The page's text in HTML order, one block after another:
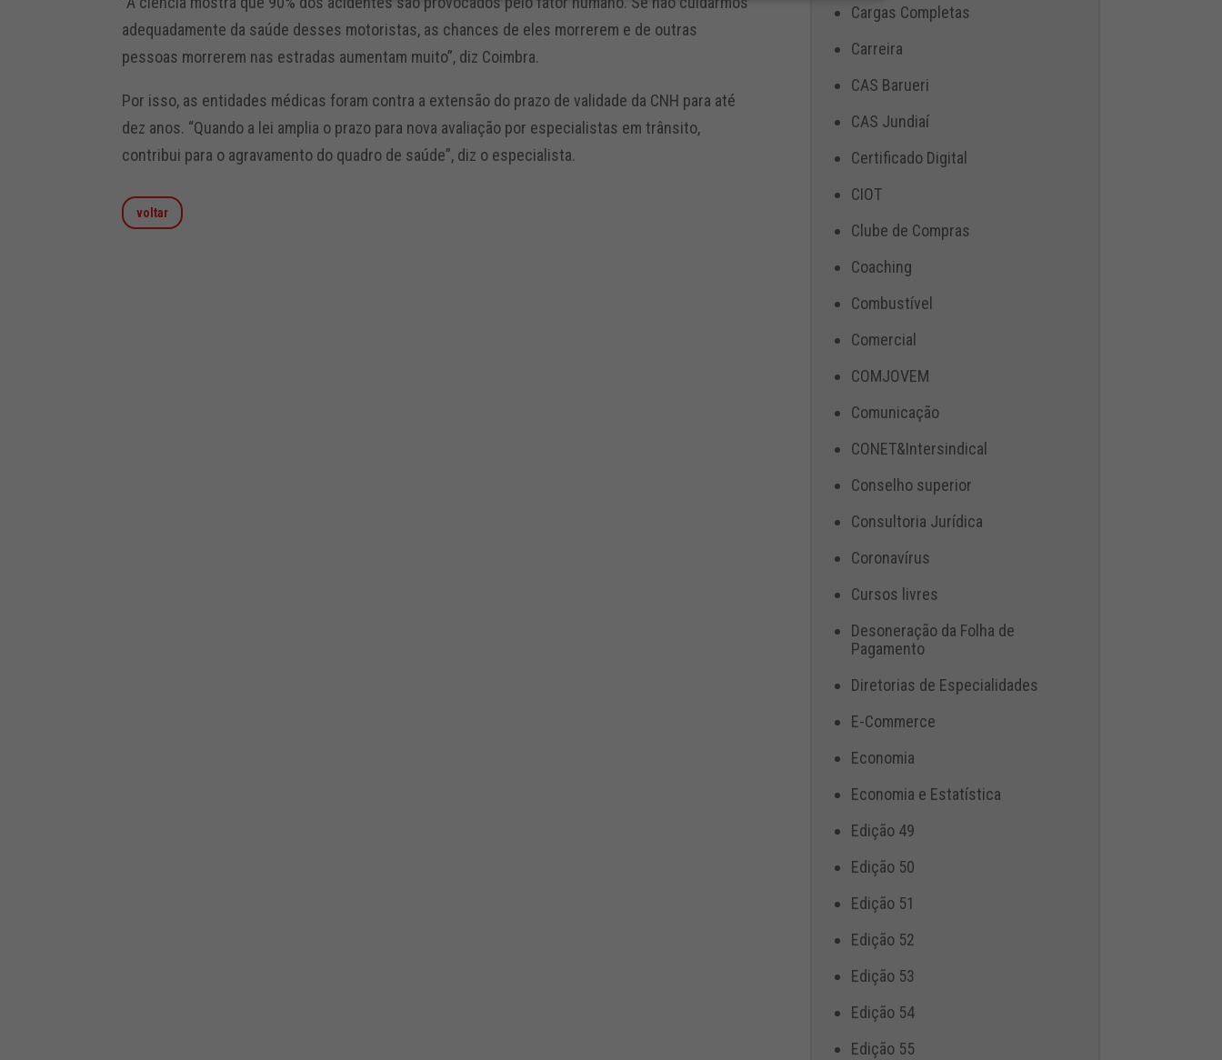
adequadamente da saúde desses motoristas, as chances de eles morrerem e de outras
pessoas morrerem nas estradas aumentam muito”, diz Coimbra.
Por isso, as entidades médicas foram contra a extensão do prazo de validade da CNH para até
dez anos. “Quando a lei amplia o prazo para nova avaliação por especialistas em trânsito,
contribui para o agravamento do quadro de saúde”, diz o especialista.
voltar
Cargas Completas
Carreira
CAS Barueri
CAS Jundiaí
Certificado Digital
CIOT
Clube de Compras
Coaching
Combustível
Comercial
COMJOVEM
Comunicação
CONET&Intersindical
Conselho superior
Consultoria Jurídica
Coronavírus
Cursos livres
Desoneração da Folha de
Pagamento
Diretorias de Especialidades
E-Commerce
Economia
Economia e Estatística
Edição 49
Edição 50
Edição 51
Edição 52
Edição 53
Edição 54
Edição 55